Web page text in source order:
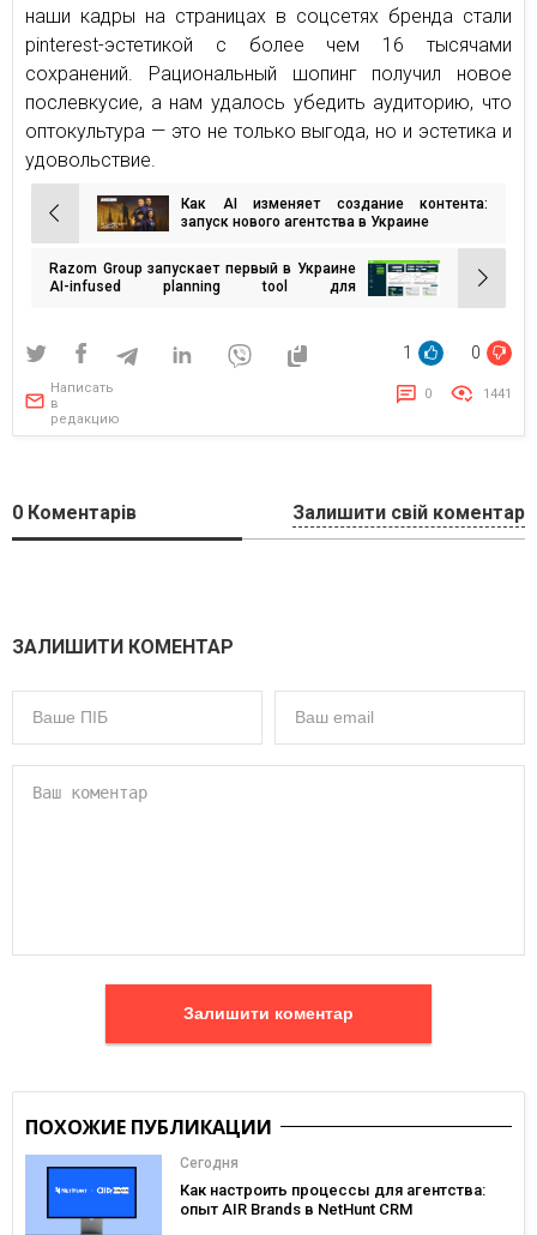
наши кадры на страницах в соцсетях бренда стали
pinterest-эстетикой с более чем 16 тысячами
сохранений. Рациональный шопинг получил новое
послевкусие, а нам удалось убедить аудиторию, что
оптокультура — это не только выгода, но и эстетика и
удовольствие.
Навигация
по
записям
Как AI изменяет создание контента:
запуск нового агентства в Украине
Razom Group запускает первый в Украине
AI-infused planning tool для
1 0
Написать
в
редакцию
0 1441
0 Коментарів Залишити свій коментар
ЗАЛИШИТИ КОМЕНТАР
Залишити коментар
ПОХОЖИЕ ПУБЛИКАЦИИ
Сегодня
Как настроить процессы для агентства:
опыт AIR Brands в NetHunt CRM